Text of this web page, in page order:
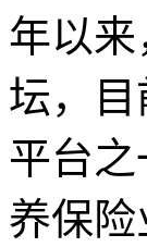
年以
坛，
平台
养保